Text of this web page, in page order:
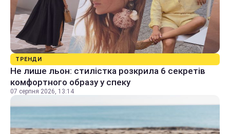
ТРЕНДИ
Не лише льон: стилістка розкрила 6 секретів
комфортного образу у спеку
07 серпня 2026, 13:14